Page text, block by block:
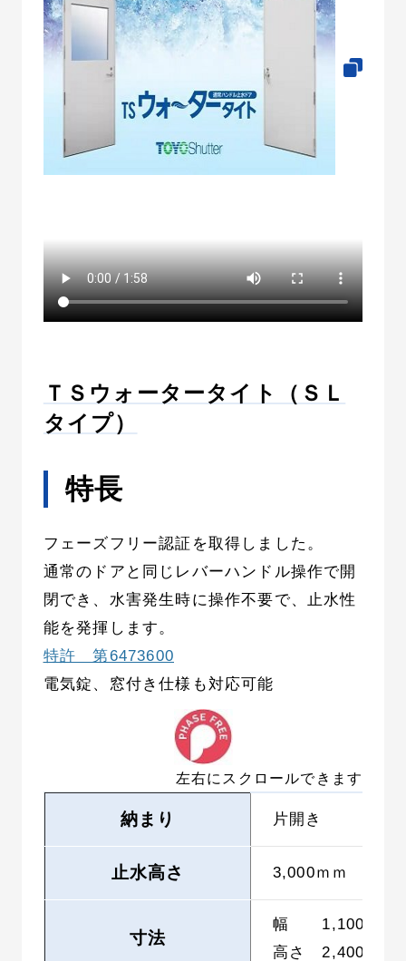
ＴＳウォータータイト（ＳＬ
タイプ）
特長
フェーズフリー認証を取得しました。
通常のドアと同じレバーハンドル操作で開
閉でき、水害発生時に操作不要で、止水性
能を発揮します。
特許 第6473600
電気錠、窓付き仕様も対応可能
左右にスクロールできます
納まり 片開き
止水高さ 3,000ｍｍ
寸法
幅 1,100ｍｍ
高さ 2,400ｍｍ